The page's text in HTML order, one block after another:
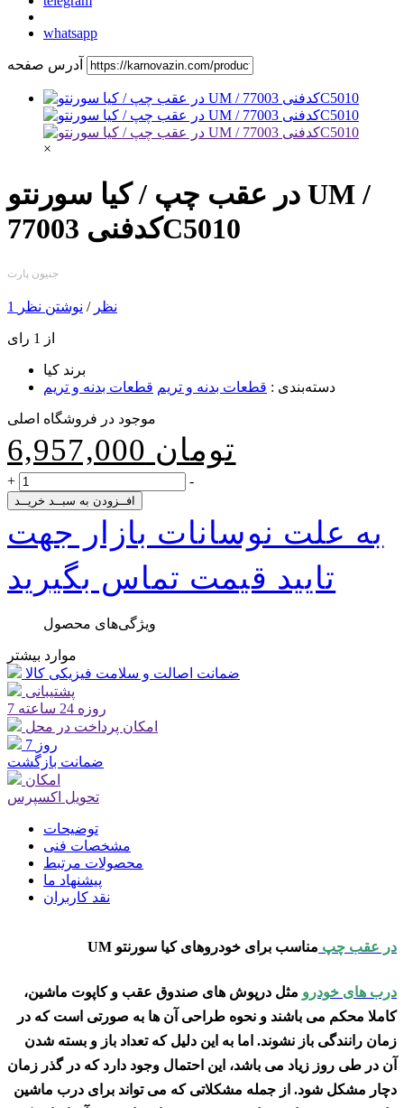
whatsapp
آدرس صفحه
×
در عقب چپ / کیا سورنتو UM /
کدفنی 77003C5010
جنیون پارت
1 نظر / نوشتن نظر
از 1 رای
برند کیا
دسته‌بندی : قطعات بدنه و تریم قطعات بدنه و تریم
موجود در فروشگاه اصلی
6,957,000 تومان
+ -
افــزودن به سبــد خریــد
به علت نوسانات بازار جهت
تایید قیمت تماس بگیرید
ویژگی‌های محصول
موارد بیشتر
ضمانت اصالت و سلامت فیزیکی کالا
پشتیبانی
7 روزه 24 ساعته
امکان پرداخت در محل
7 روز
ضمانت بازگشت
امکان
تحویل اکسپرس
توضیحات
مشخصات فنی
محصولات مرتبط
پیشنهاد ما
نقد کاربران
در عقب چپ مناسب برای خودروهای کیا سورنتو UM
درب های خودرو مثل درپوش های صندوق عقب و کاپوت ماشین،
کاملا محکم می باشند و نحوه طراحی آن ها به صورتی است که در
زمان رانندگی باز نشوند. اما به این دلیل که تعداد باز و بسته شدن
آن در طی روز زیاد می باشد، این احتمال وجود دارد که در گذر زمان
دچار مشکل شود. از جمله مشکلاتی که می تواند برای درب ماشین